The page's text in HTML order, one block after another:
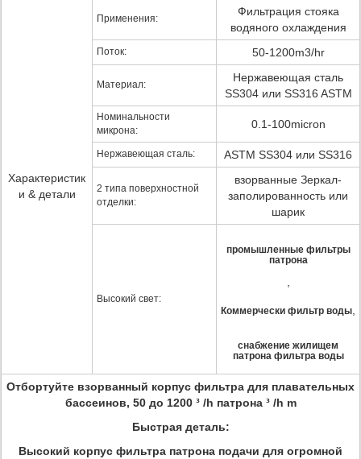
Характеристик
и & детали
Применения:
Фильтрация стояка
водяного охлаждения
Поток: 50-1200m3/hr
Материал:
Нержавеющая сталь
SS304 или SS316 ASTM
Номинальности
микрона:
0.1-100micron
Нержавеющая сталь: ASTM SS304 или SS316
2 типа поверхностной
отделки:
взорванные Зеркал-
заполированность или
шарик
Высокий свет:
промышленные фильтры
патрона
Коммерчески фильтр воды
снабжение жилищем
патрона фильтра воды
Отбортуйте взорванный корпус фильтра для плавательных
бассеинов, 50 до 1200 ³ /h патрона ³ /h m
Быстрая деталь:
Высокий корпус фильтра патрона подачи для огромной